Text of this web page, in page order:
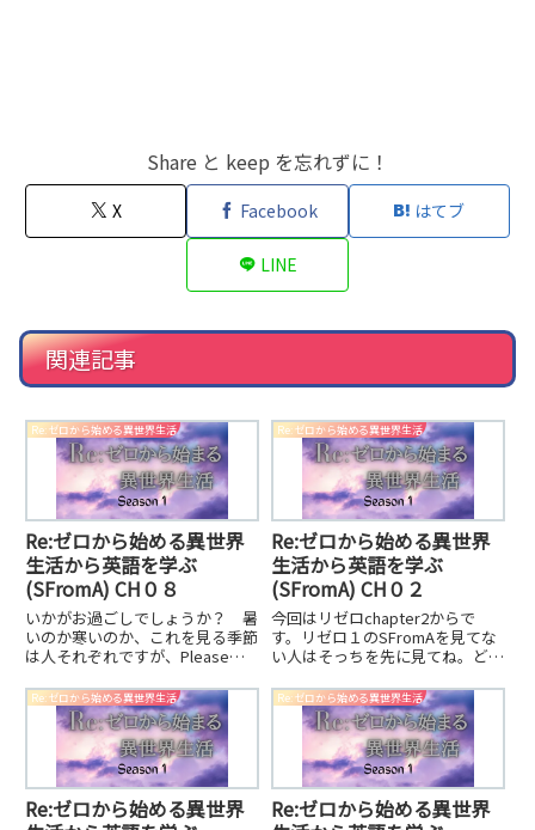
Share と keep を忘れずに！
X Facebook はてブ
LINE
関連記事
Re:ゼロから始める異世界生活
Re:ゼロから始める異世界
生活から英語を学ぶ
(SFromA) CH０８
いかがお過ごしでしょうか？ 暑
いのか寒いのか、これを見る季節
は人それぞれですが、Please
日のレッスンにいきましょう！
Re:ゼロから始める異世界生活
Re:ゼロから始める異世界
生活から英語を学ぶ
(SFromA) CH０２
今回はリゼロchapter2からで
す。リゼロ１のSFromAを見てな
い人はそっちを先に見てね。どん
Re:ゼロから始める異世界生活
Re:ゼロから始める異世界
Re:ゼロから始める異世界生活
Re:ゼロから始める異世界